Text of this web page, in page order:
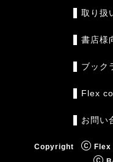
取り扱
書店様
ブック
Flex
お問い
Copyright